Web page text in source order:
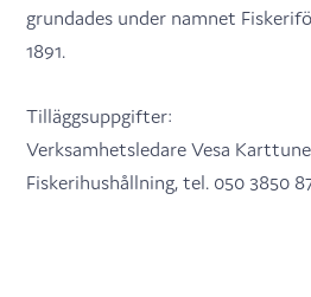
grundades under namnet
1891.
Tilläggsuppgifter:
Verksamhetsledare Vesa
Fiskerihushållning, tel. 050 3850